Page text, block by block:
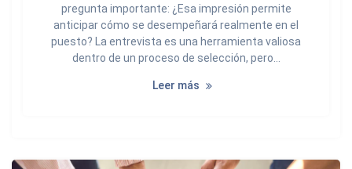
pregunta importante: ¿Esa impresión permite
anticipar cómo se desempeñará realmente en el
puesto? La entrevista es una herramienta valiosa
dentro de un proceso de selección, pero…
Leer más